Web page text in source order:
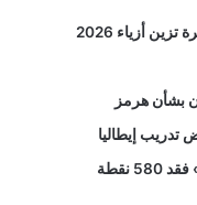
أزياء 2026
بشأن هرمز
تدريب إيطاليا
نقطة